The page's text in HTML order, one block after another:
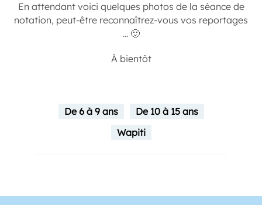
En attendant voici quelques photos de la séance de
notation, peut-être reconnaîtrez-vous vos reportages
… 🙂
À bientôt
De 6 à 9 ans
De 10 à 15 ans
Wapiti